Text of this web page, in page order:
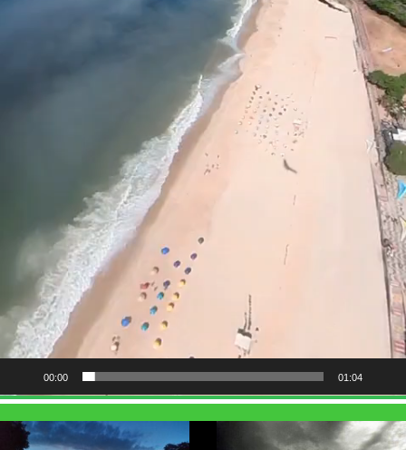
00:00 01:04